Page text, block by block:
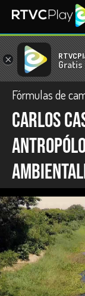
× Gratis
Fórmulas de
Carlos